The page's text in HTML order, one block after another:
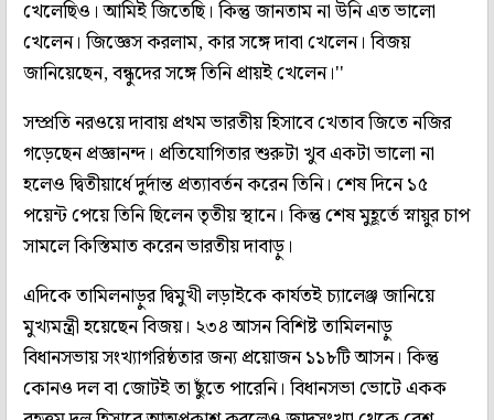
খেলেছিও। আমিই জিতেছি। কিন্তু জানতাম না উনি এত ভালো
খেলেন। জিজ্ঞেস করলাম, কার সঙ্গে দাবা খেলেন। বিজয়
জানিয়েছেন, বন্ধুদের সঙ্গে তিনি প্রায়ই খেলেন।''
সম্প্রতি নরওয়ে দাবায় প্রথম ভারতীয় হিসাবে খেতাব জিতে নজির
গড়েছেন প্রজ্ঞানন্দ। প্রতিযোগিতার শুরুটা খুব একটা ভালো না
হলেও দ্বিতীয়ার্ধে দুর্দান্ত প্রত্যাবর্তন করেন তিনি। শেষ দিনে ১৫
পয়েন্ট পেয়ে তিনি ছিলেন তৃতীয় স্থানে। কিন্তু শেষ মুহূর্তে স্নায়ুর চাপ
সামলে কিস্তিমাত করেন ভারতীয় দাবাড়ু।
এদিকে তামিলনাড়ুর দ্বিমুখী লড়াইকে কার্যতই চ্যালেঞ্জ জানিয়ে
মুখ্যমন্ত্রী হয়েছেন বিজয়। ২৩৪ আসন বিশিষ্ট তামিলনাড়ু
বিধানসভায় সংখ্যাগরিষ্ঠতার জন্য প্রয়োজন ১১৮টি আসন। কিন্তু
কোনও দল বা জোটই তা ছুঁতে পারেনি। বিধানসভা ভোটে একক